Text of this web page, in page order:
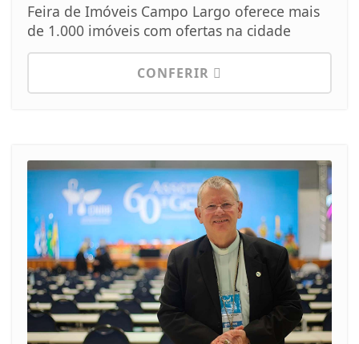
Feira de Imóveis Campo Largo oferece mais
de 1.000 imóveis com ofertas na cidade
CONFERIR